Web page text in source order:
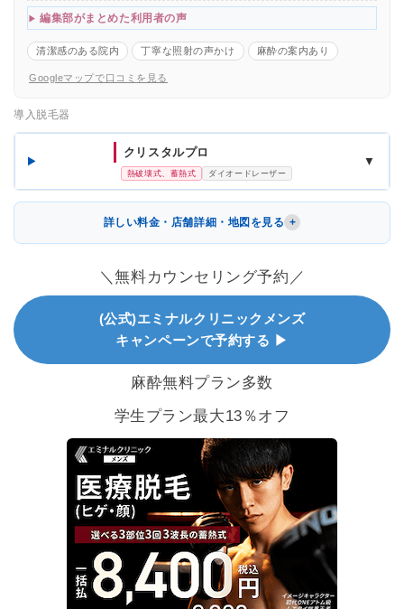
編集部がまとめた利用者の声
清潔感のある院内 丁寧な照射の声かけ 麻酔の案内あり
Googleマップで口コミを見る
導入脱毛器
クリスタルプロ
熱破壊式、蓄熱式 ダイオードレーザー
▼
詳しい料金・店舗詳細・地図を見る
＼無料カウンセリング予約／
(公式)エミナルクリニックメンズ
キャンペーンで予約する ▶
麻酔無料プラン多数
学生プラン最大13％オフ